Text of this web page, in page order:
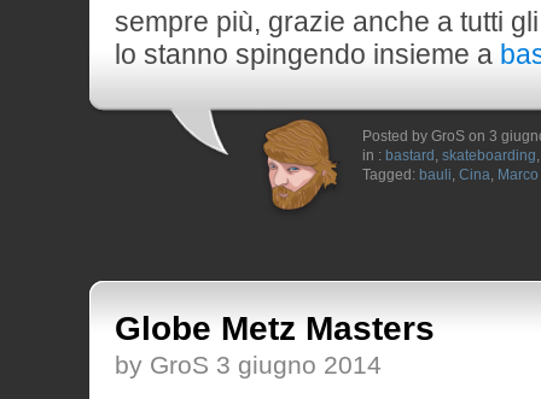
sempre più, grazie anche a tutti
lo stanno spingendo insieme a
Posted by GroS on 3
in : bastard , skateboarding
Tagged: bauli, Cina,
Globe Metz Masters
by GroS 3 giugno 2014